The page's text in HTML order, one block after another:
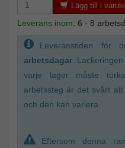
Lägg till i
Leverans inom: 6 - 8
Leveranstiden för
arbetsdagar .
varje lager måste
arbetssteg är det svårt att
och den kan variera.
Eftersom denna